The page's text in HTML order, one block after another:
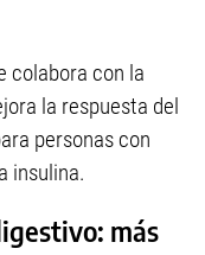
colabora con la
la respuesta del
personas con
insulina.
más